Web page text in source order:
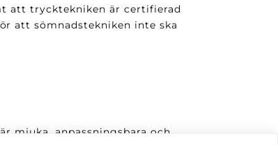
att trycktekniken är certifierad
att sömnadstekniken inte ska
mjuka, anpassningsbara och